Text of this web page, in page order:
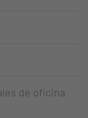
de oficina